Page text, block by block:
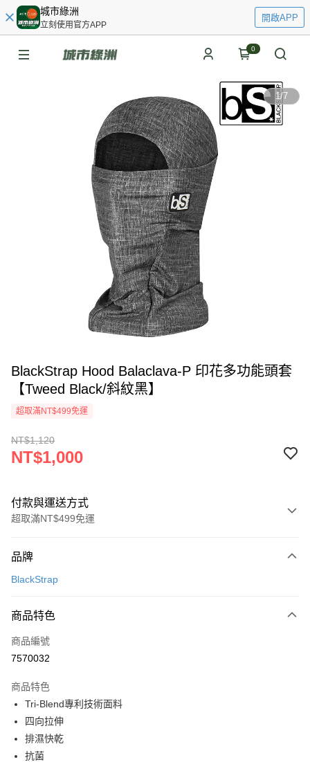
城市綠洲
立刻使用官方APP
開啟APP
0
1/7
BlackStrap Hood Balaclava-P 印花多功能頭套
【Tweed Black/斜紋黑】
超取滿NT$499免運
NT$1,120
NT$1,000
付款與運送方式
超取滿NT$499免運
信用卡一次付款
LINE Pay
Apple Pay
悠遊付
Google Pay
全盈+PAY
品牌
BlackStrap
商品特色
商品編號
7570032
商品特色
Tri-Blend專利技術面料
四向拉伸
排濕快乾
抗菌